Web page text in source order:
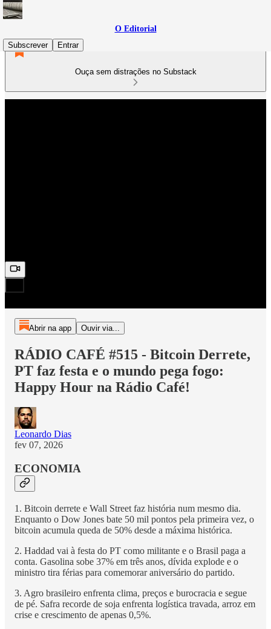
O Editorial
Subscrever
Entrar
Ouça sem distrações no Substack
Abrir na app Ouvir via...
RÁDIO CAFÉ #515 - Bitcoin Derrete,
PT faz festa e o mundo pega fogo:
Happy Hour na Rádio Café!
Leonardo Dias
fev 07, 2026
ECONOMIA
1. Bitcoin derrete e Wall Street faz história num mesmo dia.
Enquanto o Dow Jones bate 50 mil pontos pela primeira vez, o
bitcoin acumula queda de 50% desde a máxima histórica.
2. Haddad vai à festa do PT como militante e o Brasil paga a
conta. Gasolina sobe 37% em três anos, dívida explode e o
ministro tira férias para comemorar aniversário do partido.
3. Agro brasileiro enfrenta clima, preços e burocracia e segue
de pé. Safra recorde de soja enfrenta logística travada, arroz em
crise e crescimento de apenas 0,5%.